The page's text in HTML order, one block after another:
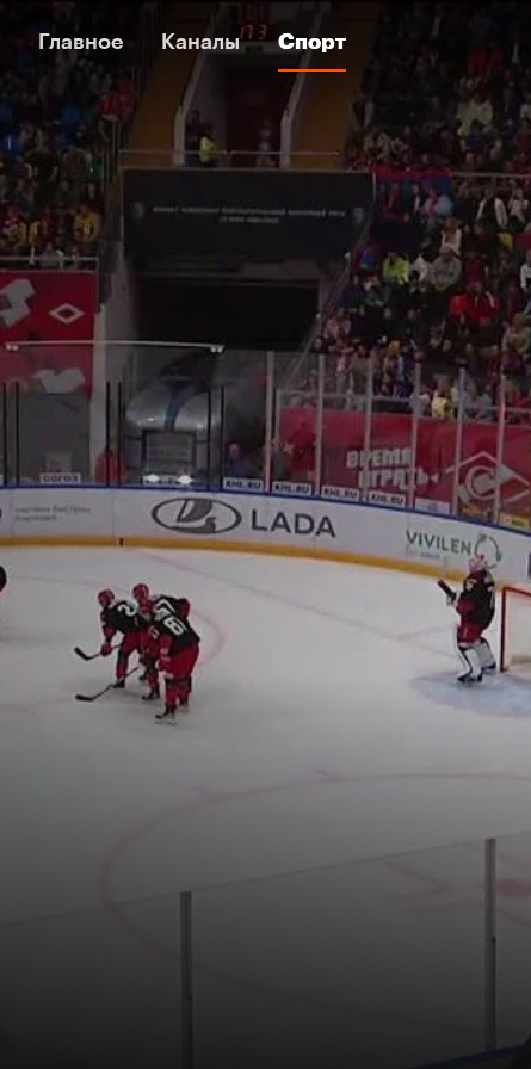
Главное Каналы Спорт
Главное Каналы Спорт